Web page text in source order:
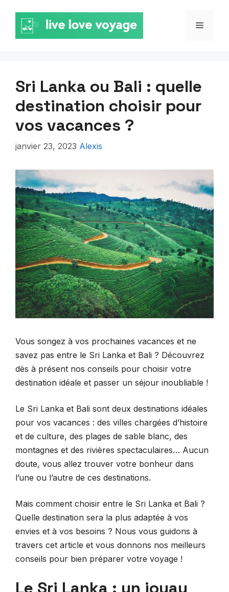
contenu
MENU
Sri Lanka ou Bali : quelle
destination choisir pour
vos vacances ?
janvier 23, 2023 Alexis
Vous songez à vos prochaines vacances et ne
savez pas entre le Sri Lanka et Bali ? Découvrez
dès à présent nos conseils pour choisir votre
destination idéale et passer un séjour inoubliable !
Le Sri Lanka et Bali sont deux destinations idéales
pour vos vacances : des villes chargées d’histoire
et de culture, des plages de sable blanc, des
montagnes et des rivières spectaculaires… Aucun
doute, vous allez trouver votre bonheur dans
l’une ou l’autre de ces destinations.
Mais comment choisir entre le Sri Lanka et Bali ?
Quelle destination sera la plus adaptée à vos
envies et à vos besoins ? Nous vous guidons à
travers cet article et vous donnons nos meilleurs
conseils pour bien préparer votre voyage !
Le Sri Lanka : un joyau